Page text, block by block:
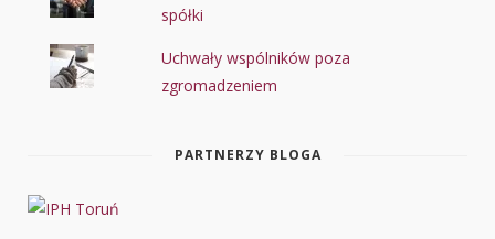
spółki
Uchwały wspólników poza
zgromadzeniem
PARTNERZY BLOGA